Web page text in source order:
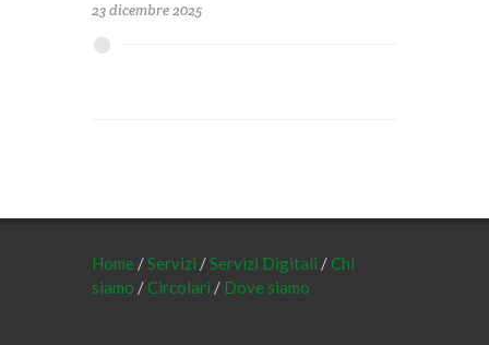
23 dicembre 2025
Home /Servizi /Servizi Digitali / Chi
siamo / Circolari / Dove siamo